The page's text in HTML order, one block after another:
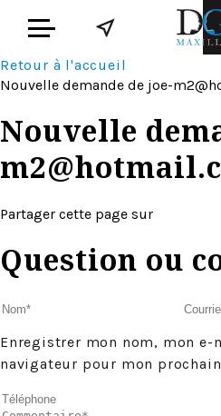
Retour à l'accueil
Nouvelle demande de joe-
Nouvelle
Partager cette page sur
Question ou
Enregistrer mon nom, mon
navigateur pour mon